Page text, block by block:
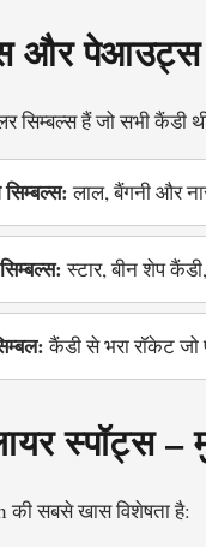
और पेआउट्स
सिम्बल्स हैं जो सभी कैंडी
सिम्बल्स:लाल, बैंगनी और
स्टार, बीन शेप
कैंडी से भरा रॉकेट जो
स्पॉट्स
की सबसे खास विशेषता है: